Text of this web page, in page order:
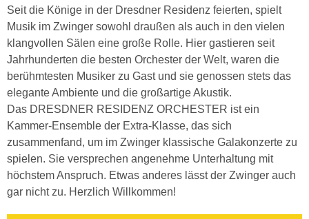
Seit die Könige in der Dresdner Residenz feierten, spielt
Musik im Zwinger sowohl draußen als auch in den vielen
klangvollen Sälen eine große Rolle. Hier gastieren seit
Jahrhunderten die besten Orchester der Welt, waren die
berühmtesten Musiker zu Gast und sie genossen stets das
elegante Ambiente und die großartige Akustik.
Das DRESDNER RESIDENZ ORCHESTER ist ein
Kammer-Ensemble der Extra-Klasse, das sich
zusammenfand, um im Zwinger klassische Galakonzerte zu
spielen. Sie versprechen angenehme Unterhaltung mit
höchstem Anspruch. Etwas anderes lässt der Zwinger auch
gar nicht zu. Herzlich Willkommen!